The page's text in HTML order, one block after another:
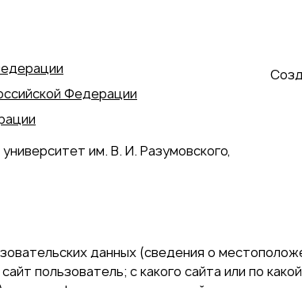
Федерации
им. В. И. Разумовского,
данных (сведения о
пользователь; с какого сайта или по